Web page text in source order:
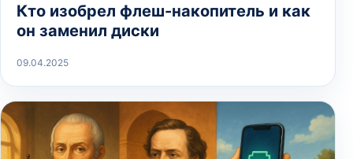
Кто изобрел флеш-накопитель и как
он заменил диски
09.04.2025